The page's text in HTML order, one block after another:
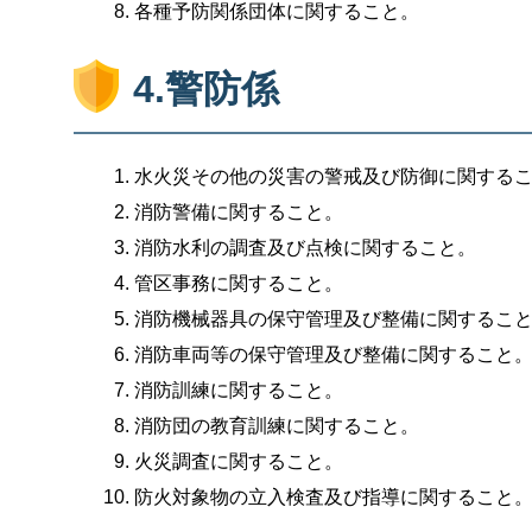
各種予防関係団体に関すること。
4.警防係
水火災その他の災害の警戒及び防御に関するこ
消防警備に関すること。
消防水利の調査及び点検に関すること。
管区事務に関すること。
消防機械器具の保守管理及び整備に関すること
消防車両等の保守管理及び整備に関すること。
消防訓練に関すること。
消防団の教育訓練に関すること。
火災調査に関すること。
防火対象物の立入検査及び指導に関すること。